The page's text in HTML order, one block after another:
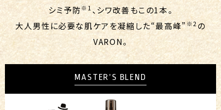
シミ予防※1、シワ改善もこの1本。
大人男性に必要な肌ケアを凝縮した“最高峰” ※2 の
VARON。
MASTER’S BLEND